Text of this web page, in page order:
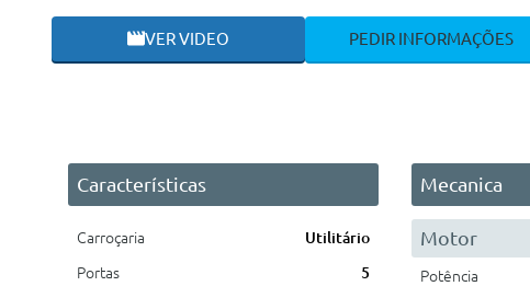
VER VIDEO PEDIR INFORMAÇÕES
Características
Carroçaria
Utilitário
Portas
5
Mecanica
Motor
Potência